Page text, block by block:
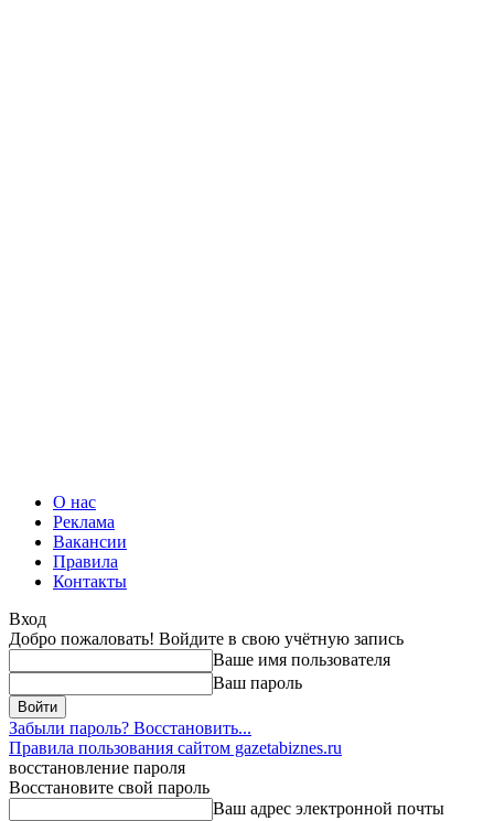
О нас
Реклама
Вакансии
Правила
Контакты
Вход
Добро пожаловать! Войдите в свою учётную запись
Ваше имя пользователя
Ваш пароль
Забыли пароль? Восстановить...
Правила пользования сайтом gazetabiznes.ru
восстановление пароля
Восстановите свой пароль
Ваш адрес электронной почты